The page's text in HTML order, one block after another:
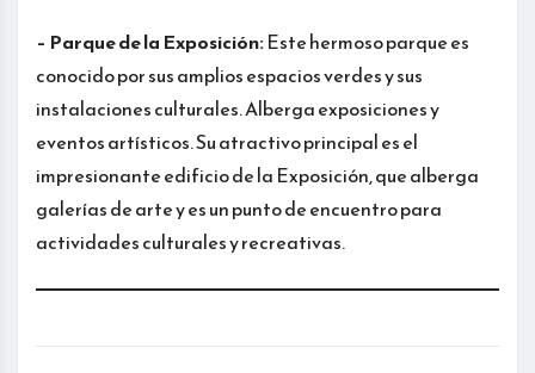
– Parque de la Exposición:Este hermoso parque es
conocido por sus amplios espacios verdes y sus
instalaciones culturales. Alberga exposiciones y
eventos artísticos. Su atractivo principal es el
impresionante edificio de la Exposición, que alberga
galerías de arte y es un punto de encuentro para
actividades culturales y recreativas.